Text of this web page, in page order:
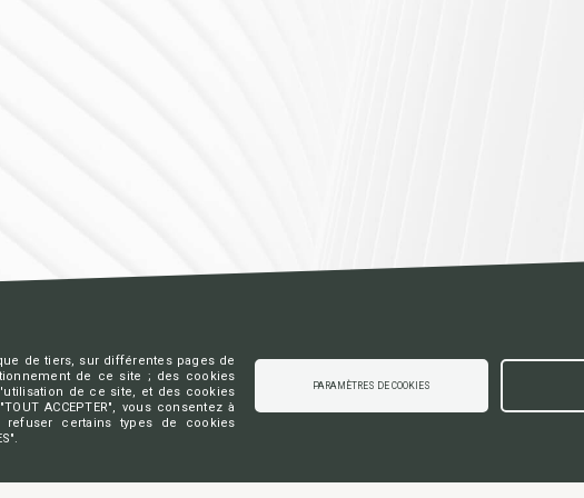
de tiers, sur différentes pages de
de ce site ; des cookies
de ce site, et des cookies
ACCEPTER", vous consentez à
certains types de cookies
PARAMÈTRES DE COOKIES
Contact
Tél +32 2 648 20 98